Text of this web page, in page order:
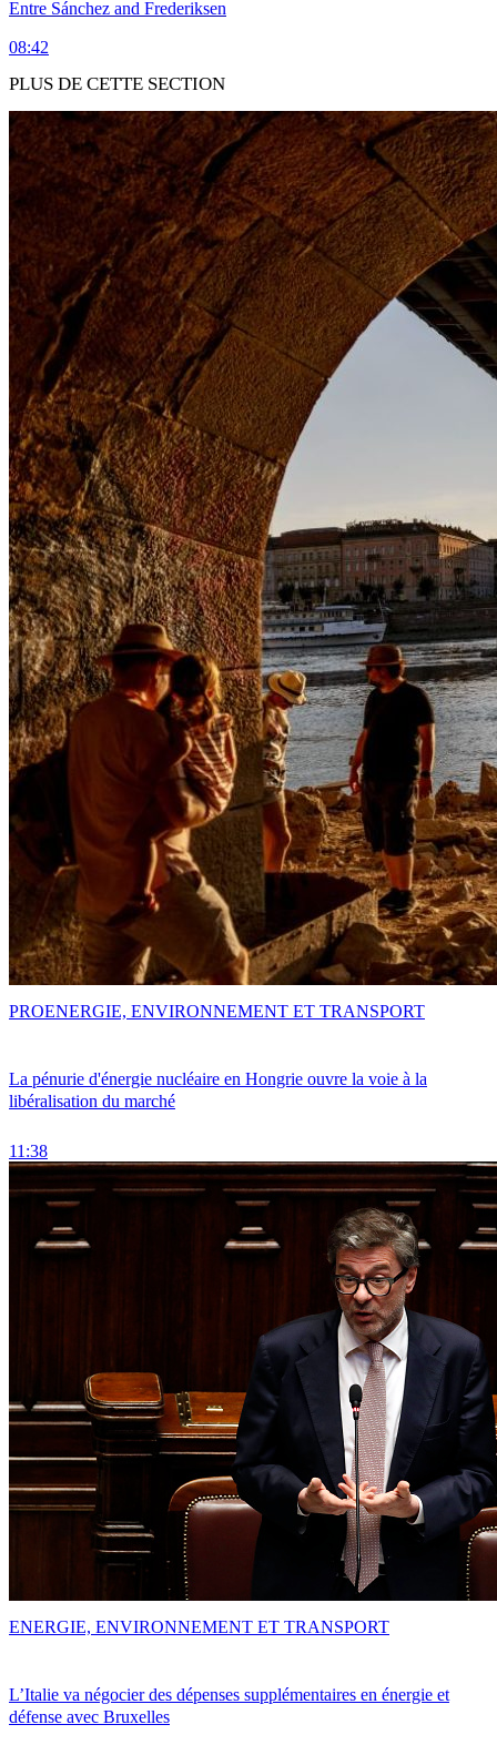
Entre Sánchez and Frederiksen
08:42
PLUS DE CETTE SECTION
La pénurie d'énergie nucléaire en Hongrie ouvre la voie à la
libéralisation du marché
11:38
PROENERGIE, ENVIRONNEMENT ET TRANSPORT
L’Italie va négocier des dépenses supplémentaires en énergie et
défense avec Bruxelles
ENERGIE, ENVIRONNEMENT ET TRANSPORT